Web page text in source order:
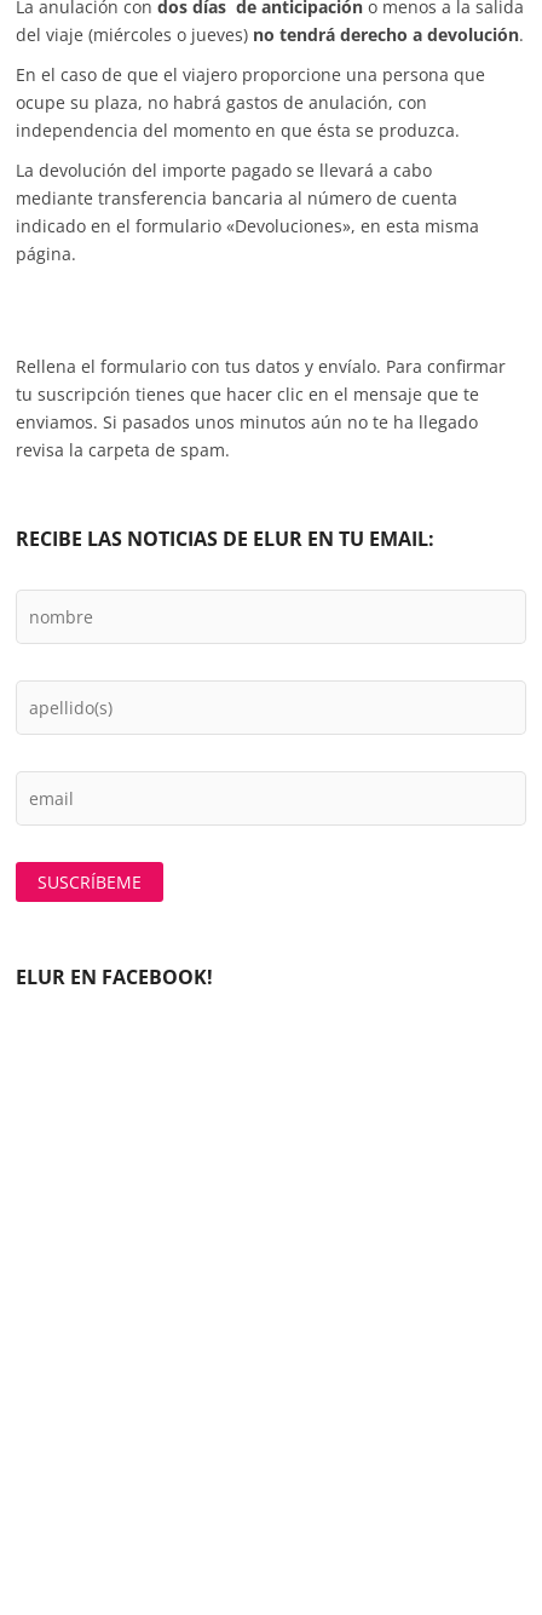
La anulación condos días de anticipación o menos a la salida
del viaje (miércoles o jueves) no tendrá derecho a devolución.
En el caso de que el viajero proporcione una persona que
ocupe su plaza, no habrá gastos de anulación, con
independencia del momento en que ésta se produzca.
La devolución del importe pagado se llevará a cabo
mediante transferencia bancaria al número de cuenta
indicado en el formulario «Devoluciones», en esta misma
página.
Rellena el formulario con tus datos y envíalo. Para confirmar
tu suscripción tienes que hacer clic en el mensaje que te
enviamos. Si pasados unos minutos aún no te ha llegado
revisa la carpeta de spam.
RECIBE LAS NOTICIAS DE ELUR EN TU EMAIL:
ELUR EN FACEBOOK!